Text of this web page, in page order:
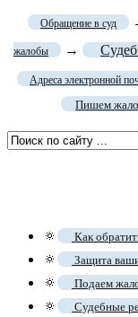
Обращение в суд
жалобы →
Адреса электронной
Пишем
🔅 Как
🔅 Защита
🔅 Подаем
🔅 Судебные